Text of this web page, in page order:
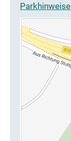
Parkhinweise